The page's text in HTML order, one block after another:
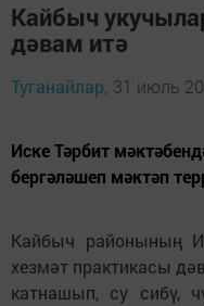
Кайбыч
дәвам итә
Туганайлар, 31 июль
Иске Тәрбит
бергәләшеп мәктәп
Кайбыч районының
хезмәт практикасы
катнашып, су сибү,